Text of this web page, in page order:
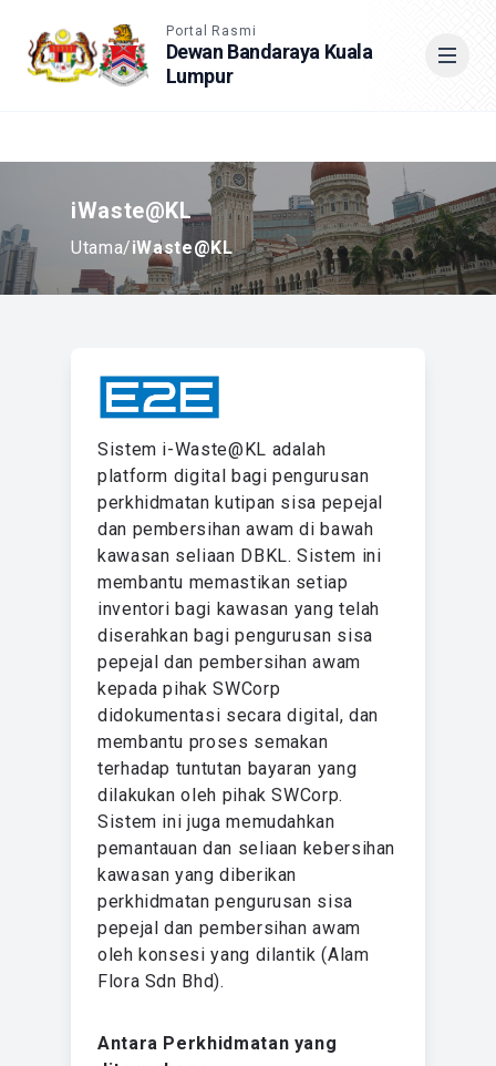
Portal Rasmi
Dewan Bandaraya Kuala
Lumpur
Cari
iWaste@KL
Utama/iWaste@KL
Sistem i-Waste@KL adalah
platform digital bagi pengurusan
perkhidmatan kutipan sisa pepejal
dan pembersihan awam di bawah
kawasan seliaan DBKL. Sistem ini
membantu memastikan setiap
inventori bagi kawasan yang telah
diserahkan bagi pengurusan sisa
pepejal dan pembersihan awam
kepada pihak SWCorp
didokumentasi secara digital, dan
membantu proses semakan
terhadap tuntutan bayaran yang
dilakukan oleh pihak SWCorp.
Sistem ini juga memudahkan
pemantauan dan seliaan kebersihan
kawasan yang diberikan
perkhidmatan pengurusan sisa
pepejal dan pembersihan awam
oleh konsesi yang dilantik (Alam
Flora Sdn Bhd).
Antara Perkhidmatan yang